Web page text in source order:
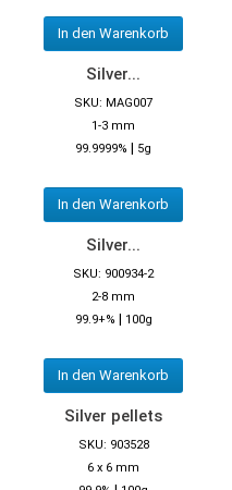
In den Warenkorb
Silver...
SKU: MAG007
1-3 mm
99.9999% | 5g
In den Warenkorb
Silver...
SKU: 900934-2
2-8 mm
99.9+% | 100g
In den Warenkorb
Silver pellets
SKU: 903528
6 x 6 mm